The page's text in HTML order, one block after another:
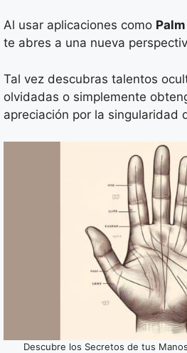
Al usar aplicaciones como
te abres a una nueva
Tal vez descubras talentos
olvidadas o simplemente
apreciación por la singularidad
Descubre los Secretos de tus